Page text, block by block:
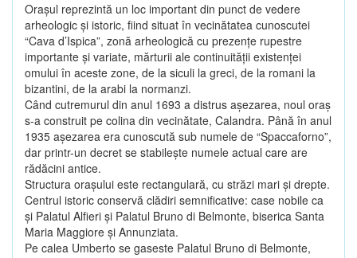
Oraşul reprezintă un loc important din punct de vedere
arheologic şi istoric, fiind situat în vecinătatea cunoscutei
“Cava d’Ispica”, zonă arheologică cu prezenţe rupestre
importante şi variate, mărturii ale continuităţii existenţei
omului în aceste zone, de la siculi la greci, de la romani la
bizantini, de la arabi la normanzi.
Când cutremurul din anul 1693 a distrus aşezarea, noul oraş
s-a construit pe colina din vecinătate, Calandra. Până în anul
1935 aşezarea era cunoscută sub numele de “Spaccaforno”,
dar printr-un decret se stabileşte numele actual care are
rădăcini antice.
Structura oraşului este rectangulară, cu străzi mari şi drepte.
Centrul istoric conservă clădiri semnificative: case nobile ca
şi Palatul Alfieri şi Palatul Bruno di Belmonte, biserica Santa
Maria Maggiore şi Annunziata.
Pe calea Umberto se gaseste Palatul Bruno di Belmonte,